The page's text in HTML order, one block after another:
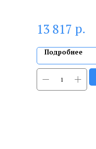
13 817 р.
Подробнее